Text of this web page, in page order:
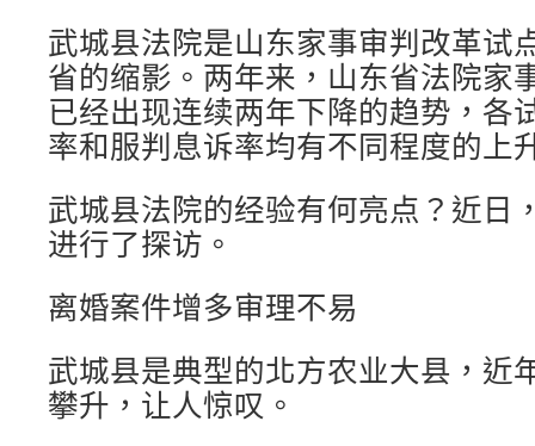
武城县法院是山东家事审判改革试
省的缩影。两年来，山东省法院家
已经出现连续两年下降的趋势，各
率和服判息诉率均有不同程度的上
武城县法院的经验有何亮点？近日
进行了探访。
离婚案件增多审理不易
武城县是典型的北方农业大县，近
攀升，让人惊叹。